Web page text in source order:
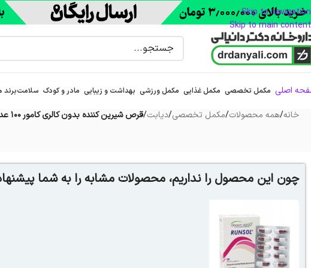
Skip to navigation
Skip to main content
اصلی مکمل تخصصی مکمل غذایی مکمل ورزشی بهداشت و زیبایی مادر و کودک سلامتبرند
خانه/همه محصولات/مکمل تخصصی/دیابت/قرص شیرین کننده بدون کالری کامور 100 عدد
چون این محصول را نداریم، محصولات مشابه را به شما